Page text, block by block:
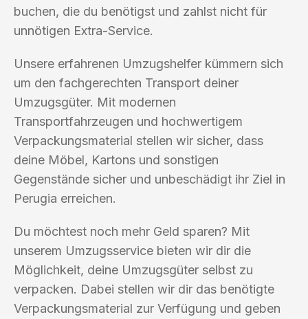
buchen, die du benötigst und zahlst nicht für
unnötigen Extra-Service.
Unsere erfahrenen Umzugshelfer kümmern sich
um den fachgerechten Transport deiner
Umzugsgüter. Mit modernen
Transportfahrzeugen und hochwertigem
Verpackungsmaterial stellen wir sicher, dass
deine Möbel, Kartons und sonstigen
Gegenstände sicher und unbeschädigt ihr Ziel in
Perugia erreichen.
Du möchtest noch mehr Geld sparen? Mit
unserem Umzugsservice bieten wir dir die
Möglichkeit, deine Umzugsgüter selbst zu
verpacken. Dabei stellen wir dir das benötigte
Verpackungsmaterial zur Verfügung und geben